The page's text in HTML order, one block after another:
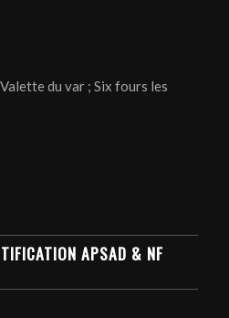
du var ; Six fours les
APSAD & NF